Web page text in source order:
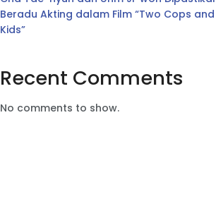
Beradu Akting dalam Film “Two Cops and
Kids”
Recent Comments
No comments to show.